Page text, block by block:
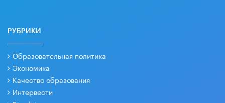
РУБРИКИ
Образовательная политика
Экономика
Качество образования
Интервести